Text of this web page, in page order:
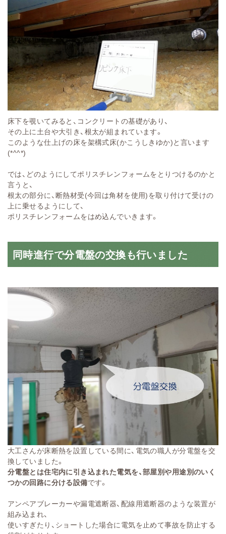
床下を覗いてみると、コンクリートの基礎があり、
その上に土台や大引き、根太が組まれています。
このような仕上げの床を架構式床(かこうしきゆか)と言います
(*^^*)
では、どのようにしてポリスチレンフォームをとりつけるのかと
言うと、
根太の部分に、断熱材受(今回は角材を使用)を取り付けて受けの
上に乗せるようにして、
ポリスチレンフォームをはめ込んでいきます。
同時進行で分電盤の交換も行いました
大工さんが床断熱を設置している間に、電気の職人が分電盤を交
換していました。
分電盤とは住宅内に引き込まれた電気を、部屋別や用途別のいく
つかの回路に分ける設備です。
アンペアブレーカーや漏電遮断器、配線用遮断器のような装置が
組み込まれ、
使いすぎたり、ショートした場合に電気を止めて事故を防止する